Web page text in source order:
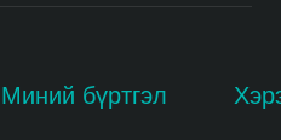
Миний бүртгэл